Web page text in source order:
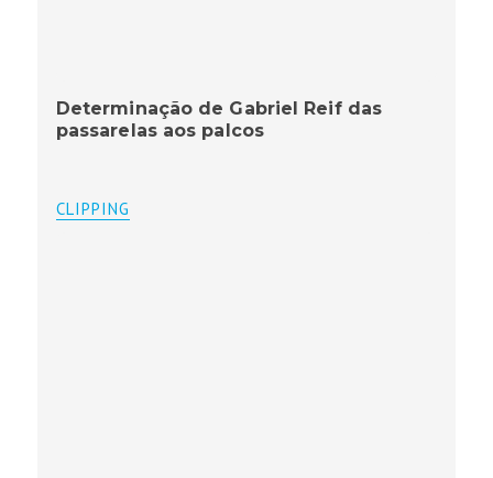
Determinação de Gabriel Reif das
passarelas aos palcos
CLIPPING